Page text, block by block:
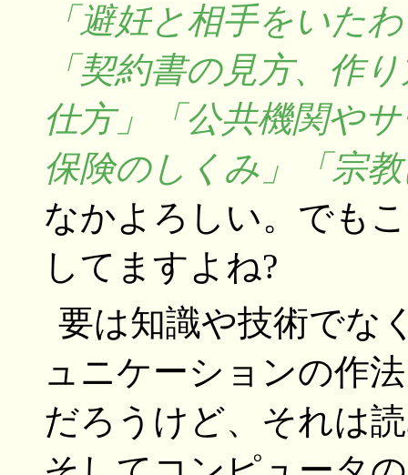
「避妊と相手をいた
「契約書の見方、作
仕方」「公共機関や
保険のしくみ」「宗
なかよろしい。でも
してますよね?
要は知識や技術でな
ュニケーションの作
だろうけど、それは